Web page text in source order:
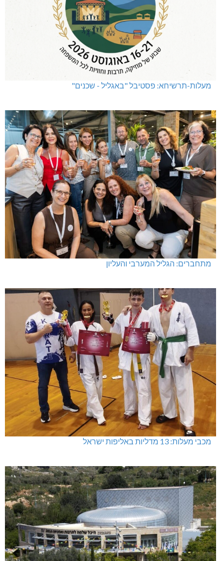
מעלות-תרשיחא: פסטיבל "באגליל - שכנים"
מתחברים: הגליל המערבי והעליון
מכבי מעלות: 13 מדליות באליפות ישראל